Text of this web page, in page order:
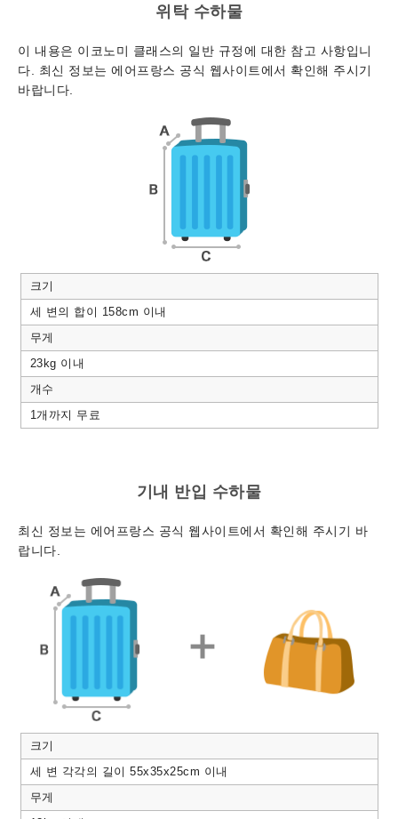
위탁 수하물
이 내용은 이코노미 클래스의 일반 규정에 대한 참고 사항입니
다. 최신 정보는 에어프랑스 공식 웹사이트에서 확인해 주시기
바랍니다.
크기
세 변의 합이 158cm 이내
무게
23kg 이내
개수
1개까지 무료
기내 반입 수하물
최신 정보는 에어프랑스 공식 웹사이트에서 확인해 주시기 바
랍니다.
크기
세 변 각각의 길이 55x35x25cm 이내
무게